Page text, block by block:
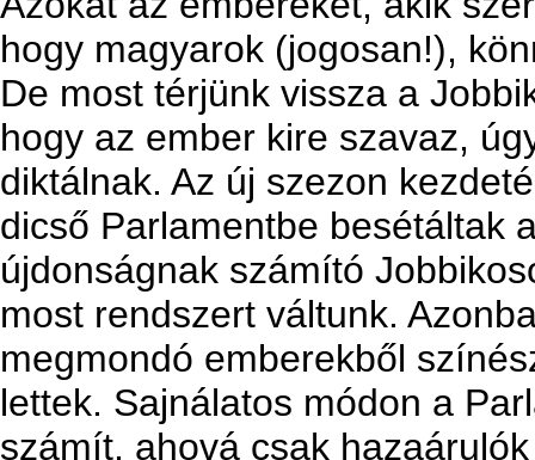
hogy magyarok (jogosan!),
De most térjünk vissza a
hogy az ember kire szavaz,
diktálnak. Az új szezon
dicső Parlamentbe besétáltak
újdonságnak számító
most rendszert váltunk.
megmondó emberekből
lettek. Sajnálatos módon a
számít, ahová csak